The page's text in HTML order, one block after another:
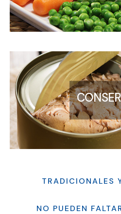
TRADICIONALES
NO PUEDEN